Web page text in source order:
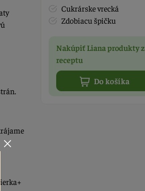
Cukrárske vrecká
Zdobiacu špičku
Nakúpiť Liana produkty z
receptu
Do košíka